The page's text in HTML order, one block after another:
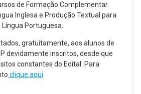
de Formação Complementar
Inglesa e Produção Textual para
Portuguesa.
gratuitamente, aos alunos de
devidamente inscritos, desde que
constantes do Edital. Para
clique aqui